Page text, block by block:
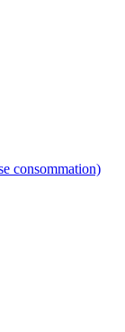
consommation)